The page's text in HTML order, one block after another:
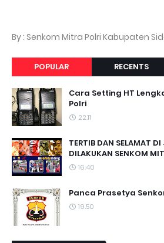
By : Senkom Mitra Polri Kabupaten
POPULAR RECENTS
Cara Setting HT
Polri
22.11
TERTIB DAN SELAMAT DI
DILAKUKAN SENKOM
16.40
Panca Prasetya
19.50